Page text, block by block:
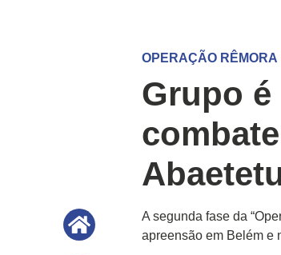
OPERAÇÃO RÊMORA
Grupo é
A segunda fase da
apreensão em Belém e